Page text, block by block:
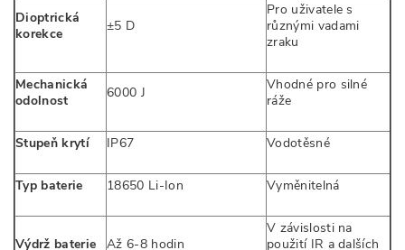
Dioptrická
korekce
±5 D
Pro uživatele s
různými vadami
zraku
Mechanická
odolnost
6000 J
Vhodné pro silné
ráže
Stupeň krytí IP67 Vodotěsné
Typ baterie 18650 Li-Ion Vyměnitelná
Výdrž baterie Až 6-8 hodin
V závislosti na
použití IR a dalších